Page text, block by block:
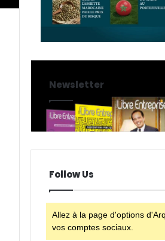
Newsletter
Follow Us
Allez à la page d'options
vos comptes sociaux.